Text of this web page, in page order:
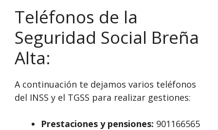
Teléfonos de la
Seguridad Social Breña
Alta:
A continuación te dejamos varios teléfonos
del INSS y el TGSS para realizar gestiones:
Prestaciones y pensiones: 901166565